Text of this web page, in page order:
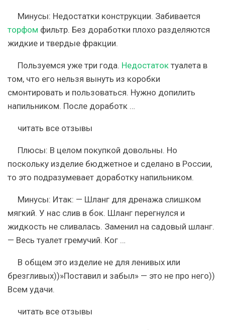
Минусы: Недостатки конструкции. Забивается
торфом фильтр. Без доработки плохо разделяются
жидкие и твердые фракции.
Пользуемся уже три года. Недостаток туалета в
том, что его нельзя вынуть из коробки
смонтировать и пользоваться. Нужно допилить
напильником. После доработк …
читать все отзывы
Плюсы: В целом покупкой довольны. Но
поскольку изделие бюджетное и сделано в России,
то это подразумевает доработку напильником.
Минусы: Итак: — Шланг для дренажа слишком
мягкий. У нас слив в бок. Шланг перегнулся и
жидкость не сливалась. Заменил на садовый шланг.
— Весь туалет гремучий. Ког …
В общем это изделие не для ленивых или
брезгливых))»Поставил и забыл» — это не про него))
Всем удачи.
читать все отзывы